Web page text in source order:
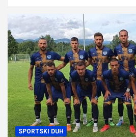
SPORTSKI DUH